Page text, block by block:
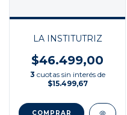
LA INSTITUTRIZ
$46.499,00
3 cuotas sin interés de
$15.499,67